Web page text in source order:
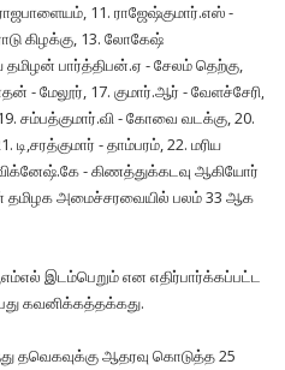
11. ராஜேஷ்குமார்.எஸ் -
கிழக்கு, 13. லோகேஷ்
தமிழன் பார்த்திபன்.ஏ - சேலம் தெற்கு,
- மேலூர், 17. குமார்.ஆர் - வேளச்சேரி,
சம்பத்குமார்.வி - கோவை வடக்கு, 20.
- தாம்பரம், 22. மரிய
- கிணத்துக்கடவு ஆகியோர்
அமைச்சரவையில் பலம் 33 ஆக
இடம்பெறும் என எதிர்பார்க்கப்பட்ட
கவனிக்கத்தக்கது.
தவெகவுக்கு ஆதரவு கொடுத்த 25